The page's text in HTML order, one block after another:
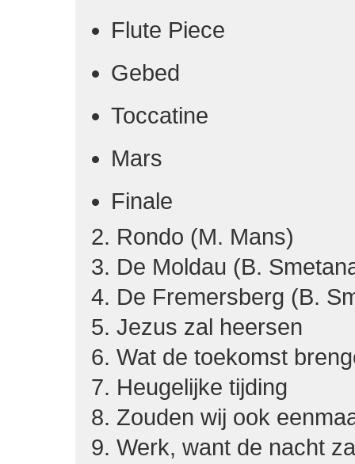
Flute Piece
Gebed
Toccatine
Mars
Finale
2. Rondo (M. Mans)
3. De Moldau (B.
4. De Fremersberg (B.
5. Jezus zal heersen
6. Wat de toekomst
7. Heugelijke tijding
8. Zouden wij ook
9. Werk, want de nacht